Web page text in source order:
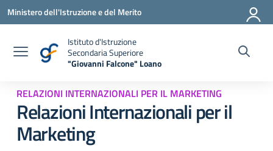
Vai ai contenuti
Vai al menu di navigazione
Vai al footer
Ministero dell'Istruzione e del Merito
Istituto d'Istruzione
Secondaria Superiore
"Giovanni Falcone" Loano
RELAZIONI INTERNAZIONALI PER IL MARKETING
Relazioni Internazionali per il
Marketing